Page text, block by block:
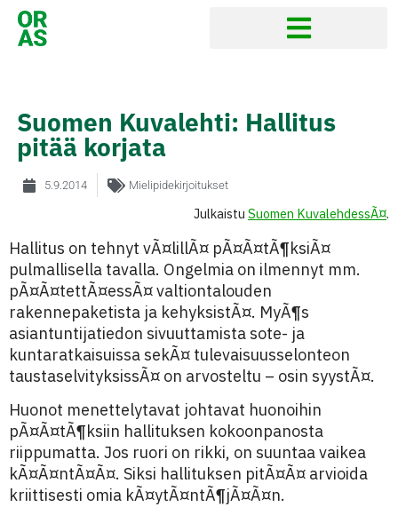
Suomen Kuvalehti: Hallitus
pitää korjata
5.9.2014 Mielipidekirjoitukset
Julkaistu Suomen KuvalehdessÃ¤.
Hallitus on tehnyt vÃ¤lillÃ¤ pÃ¤Ã¤tÃ¶ksiÃ¤
pulmallisella tavalla. Ongelmia on ilmennyt mm.
pÃ¤Ã¤tettÃ¤essÃ¤ valtiontalouden
rakennepaketista ja kehyksistÃ¤. MyÃ¶s
asiantuntijatiedon sivuuttamista sote- ja
kuntaratkaisuissa sekÃ¤ tulevaisuusselonteon
taustaselvityksissÃ¤ on arvosteltu – osin syystÃ¤.
Huonot menettelytavat johtavat huonoihin
pÃ¤Ã¤tÃ¶ksiin hallituksen kokoonpanosta
riippumatta. Jos ruori on rikki, on suuntaa vaikea
kÃ¤Ã¤ntÃ¤Ã¤. Siksi hallituksen pitÃ¤Ã¤ arvioida
kriittisesti omia kÃ¤ytÃ¤ntÃ¶jÃ¤Ã¤n.